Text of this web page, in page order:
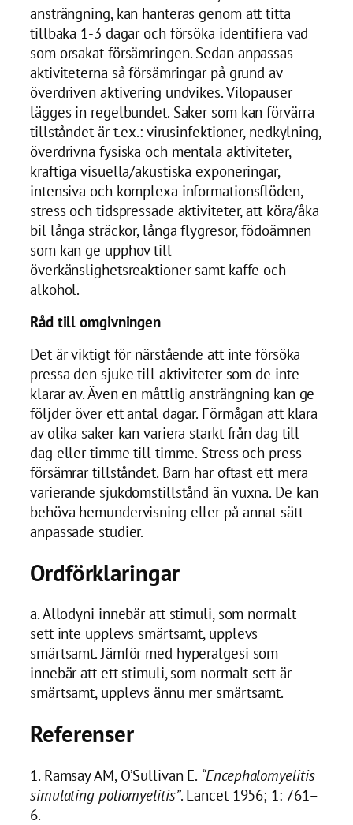
ansträngning, kan hanteras genom att titta
tillbaka 1-3 dagar och försöka identifiera vad
som orsakat försämringen. Sedan anpassas
aktiviteterna så försämringar på grund av
överdriven aktivering undvikes. Vilopauser
lägges in regelbundet. Saker som kan förvärra
tillståndet är t.ex.: virusinfektioner, nedkylning,
överdrivna fysiska och mentala aktiviteter,
kraftiga visuella/akustiska exponeringar,
intensiva och komplexa informationsflöden,
stress och tidspressade aktiviteter, att köra/åka
bil långa sträckor, långa flygresor, födoämnen
som kan ge upphov till
överkänslighetsreaktioner samt kaffe och
alkohol.
Råd till omgivningen
Det är viktigt för närstående att inte försöka
pressa den sjuke till aktiviteter som de inte
klarar av. Även en måttlig ansträngning kan ge
följder över ett antal dagar. Förmågan att klara
av olika saker kan variera starkt från dag till
dag eller timme till timme. Stress och press
försämrar tillståndet. Barn har oftast ett mera
varierande sjukdomstillstånd än vuxna. De kan
behöva hemundervisning eller på annat sätt
anpassade studier.
Ordförklaringar
a. Allodyni innebär att stimuli, som normalt
sett inte upplevs smärtsamt, upplevs
smärtsamt. Jämför med hyperalgesi som
innebär att ett stimuli, som normalt sett är
smärtsamt, upplevs ännu mer smärtsamt.
Referenser
1. Ramsay AM, O’Sullivan E. “Encephalomyelitis
simulating poliomyelitis”. Lancet 1956; 1: 761–
6.